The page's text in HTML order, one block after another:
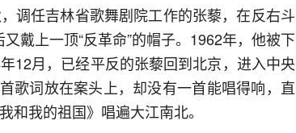
调任吉林省歌舞剧院工作的张藜，在反右斗
戴上一顶“反革命”的帽子。1962年，他被下
12月，已经平反的张藜回到北京，进入中央
歌词放在案头上，却没有一首能唱得响，直
和我的祖国》唱遍大江南北。